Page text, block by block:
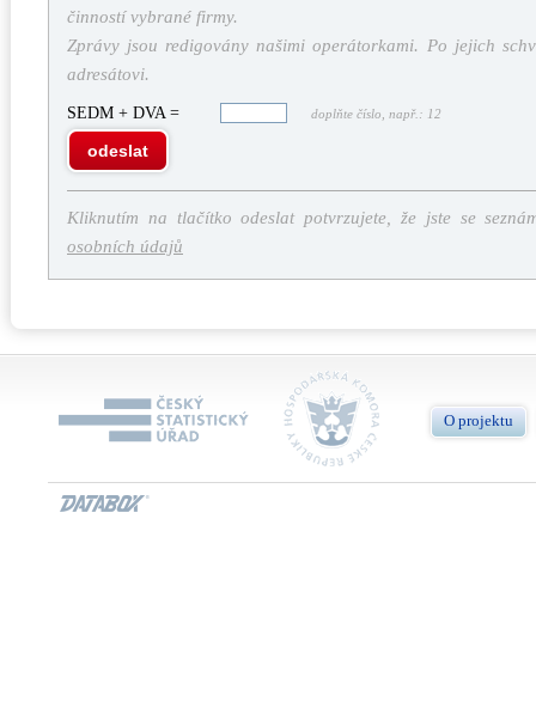
činností vybrané firmy.
Zprávy jsou redigovány našimi operátorkami. Po jejich
adresátovi.
SEDM + DVA = doplňte číslo, např.: 12
odeslat
Kliknutím na tlačítko odeslat potvrzujete, že jste se
osobních údajů
O projektu